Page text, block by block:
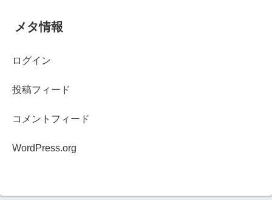
メタ情報
ログイン
投稿フィード
コメントフィード
WordPress.org